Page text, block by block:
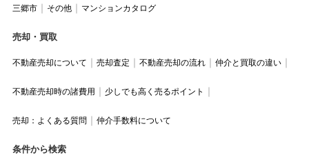
三郷市 その他 マンションカタログ
売却・買取
不動産売却について 売却査定 不動産売却の流れ 仲介と買取の違い
不動産売却時の諸費用 少しでも高く売るポイント
売却：よくある質問 仲介手数料について
条件から検索